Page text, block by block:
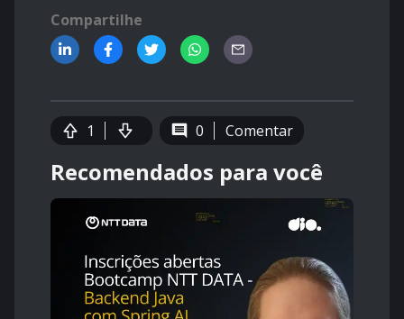
Compartilhe
1 0 Comentar
Recomendados para você